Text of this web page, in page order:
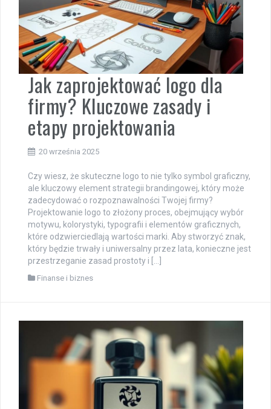
Jak zaprojektować logo dla
firmy? Kluczowe zasady i
etapy projektowania
20 września 2025
Czy wiesz, że skuteczne logo to nie tylko symbol graficzny,
ale kluczowy element strategii brandingowej, który może
zadecydować o rozpoznawalności Twojej firmy?
Projektowanie logo to złożony proces, obejmujący wybór
motywu, kolorystyki, typografii i elementów graficznych,
które odzwierciedlają wartości marki. Aby stworzyć znak,
który będzie trwały i uniwersalny przez lata, konieczne jest
przestrzeganie zasad prostoty i […]
Finanse i biznes